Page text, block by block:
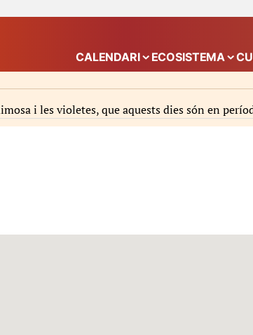
CALENDARI Mostra el submenú de
ECOSISTEMA
i les violetes, que aquests dies són en